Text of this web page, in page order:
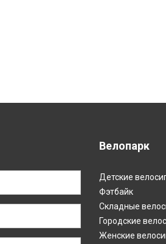
Велопарк
Детские
Фэтбайк
Складные
Городские
Женские